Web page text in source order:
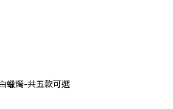
蠟燭-共五款可選